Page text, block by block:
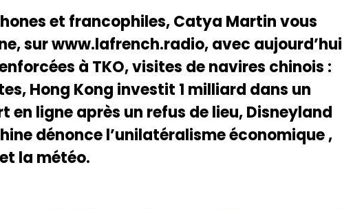
et francophiles, Catya Martin vous
sur www.lafrench.radio, avec aujourd’hui
à TKO, visites de navires chinois :
Hong Kong investit 1 milliard dans un
en ligne après un refus de lieu, Disneyland
dénonce l’unilatéralisme économique ,
la météo.